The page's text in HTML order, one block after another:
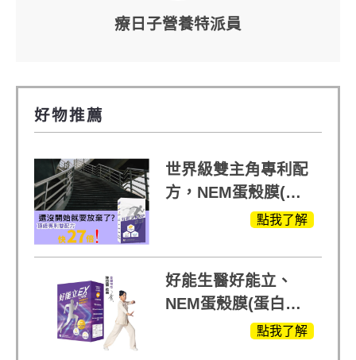
療日子營養特派員
好物推薦
世界級雙主角專利配
方，NEM蛋殼膜(蛋
白聚醣)+UCll原裝進
+軟骨素
點我了解
好能生醫好能立、
NEM蛋殼膜(蛋白聚
醣)關鍵配方，厲害其
點我了解